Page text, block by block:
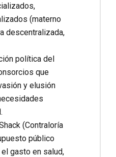
(materno
descentralizada,
política del
que
y elusión
(Contraloría
público
gasto en salud,